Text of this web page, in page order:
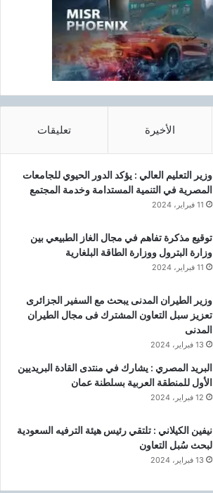
الأخيرة تعليقات
وزير التعليم العالي : يؤكد الدور الحيوي للجامعات
المصرية في التنمية المستدامة وخدمة المجتمع
11 فبراير، 2024
توقيع مذكرة تفاهم في مجال الغاز الطبيعي بين
وزارة البترول ووزارة الطاقة البلغارية
11 فبراير، 2024
وزير الطيران المدنى يبحث مع السفير الجزائرى
تعزيز سبل التعاون المشترك فى مجال الطيران
المدنى
13 فبراير، 2024
البريد المصري : يشارك في منتدى القادة البريديين
الأول للمنطقة العربية بسلطنة عمان
12 فبراير، 2024
نيفين الكيلاني : تلتقي رئيس هيئة الترفيه السعودية
لبحث سُبل التعاون
13 فبراير، 2024